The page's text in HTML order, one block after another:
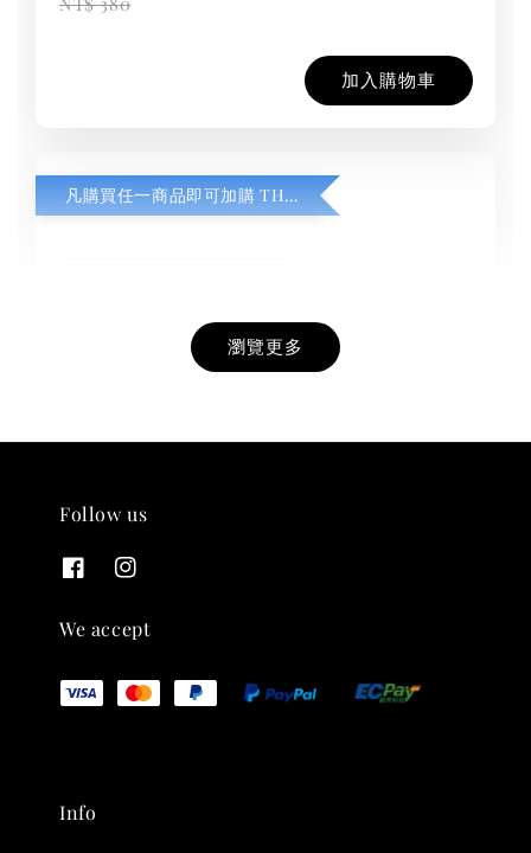
加入購物車
凡購買任一商品即可加購 THT 九週年紀念 T-shirt
THT 九週年紀念 T-shirt
NT$ 880
加入購物車
瀏覽更多
Follow us
We accept
Info